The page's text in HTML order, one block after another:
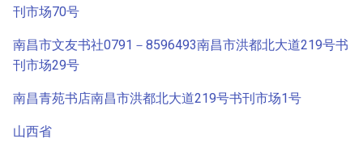
刊市场70号
南昌市文友书社0791－8596493南昌市洪都北大道219号书
刊市场29号
南昌青苑书店南昌市洪都北大道219号书刊市场1号
山西省